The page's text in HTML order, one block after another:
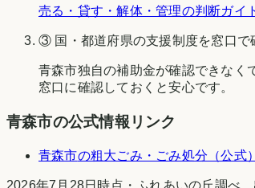
売る・貸す・解体・管理の判断ガイ
③ 国・都道府県の支援制度を窓口で
青森市独自の補助金が確認できなく
窓口に確認しておくと安心です。
青森市の公式情報リンク
青森市の粗大ごみ・ごみ処分（公式
2026年7月28日時点 ・ふれあいの丘調べ